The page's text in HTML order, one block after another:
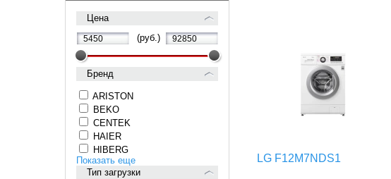
Цена
(руб.)
Бренд
ARISTON
BEKO
CENTEK
HAIER
HIBERG
Показать еще
Тип загрузки
LG F12M7NDS1